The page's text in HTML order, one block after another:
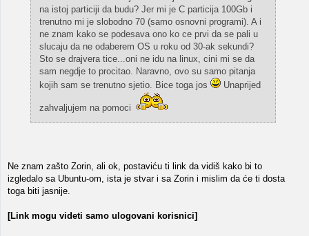
na istoj particiji da budu? Jer mi je C particija 100Gb i
trenutno mi je slobodno 70 (samo osnovni programi). A i
ne znam kako se podesava ono ko ce prvi da se pali u
slucaju da ne odaberem OS u roku od 30-ak sekundi?
Sto se drajvera tice...oni ne idu na linux, cini mi se da
sam negdje to procitao. Naravno, ovo su samo pitanja
kojih sam se trenutno sjetio. Bice toga jos
Unaprijed
zahvaljujem na pomoci
Ne znam zašto Zorin, ali ok, postaviću ti link da vidiš kako bi to
izgledalo sa Ubuntu-om, ista je stvar i sa Zorin i mislim da će ti dosta
toga biti jasnije.
[Link mogu videti samo ulogovani korisnici]